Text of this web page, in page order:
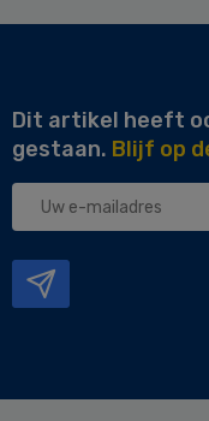
Dit artikel heeft
gestaan. Blijf op
Uw